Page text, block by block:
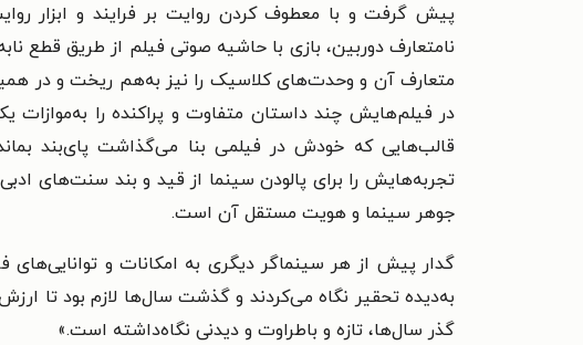
پیش گرفت و با معطوف کردن روایت بر فرایند و ابزار
نامتعارف دوربین، بازی با حاشیه صوتی فیلم از طریق قطع
متعارف آن و وحدت‌های کلاسیک را نیز به‌هم ریخت و در
در فیلم‌هایش چند داستان متفاوت و پراکنده را
قالب‌هایی که خودش در فیلمی بنا می‌گذاشت پای‌بند
تجربه‌هایش را برای پالودن سینما از قید و بند سنت‌های
جوهر سینما و هویت مستقل آن است.
گدار پیش از هر سینماگر دیگری به امکانات و توانایی‌های
به‌دیده تحقیر نگاه می‌کردند و گذشت سال‌ها لازم بود تا
گذر سال‌ها، تازه و باطراوت و دیدنی نگاه‌داشته است.»